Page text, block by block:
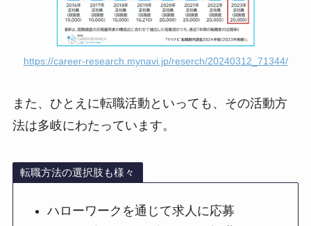
https://career-research.mynavi.jp/reserch/20240312_71344/
また、ひとえに転職活動といっても、その活動方
法は多岐にわたっています。
転職方法の選択肢も様々
ハローワークを通じて求人に応募